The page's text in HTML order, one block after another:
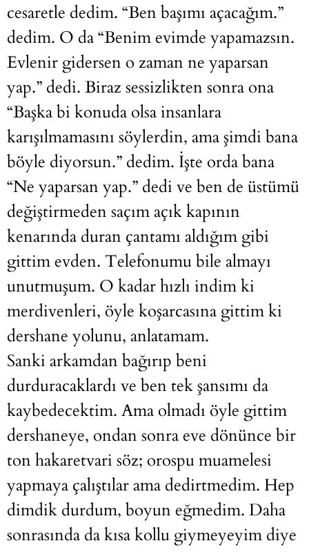
cesaretle dedim. “Ben başımı açacağım.”
dedim. O da “Benim evimde yapamazsın.
Evlenir gidersen o zaman ne yaparsan
yap.” dedi. Biraz sessizlikten sonra ona
“Başka bi konuda olsa insanlara
karışılmamasını söylerdin, ama şimdi bana
böyle diyorsun.” dedim. İşte orda bana
“Ne yaparsan yap.” dedi ve ben de üstümü
değiştirmeden saçım açık kapının
kenarında duran çantamı aldığım gibi
gittim evden. Telefonumu bile almayı
unutmuşum. O kadar hızlı indim ki
merdivenleri, öyle koşarcasına gittim ki
dershane yolunu, anlatamam.
Sanki arkamdan bağırıp beni
durduracaklardı ve ben tek şansımı da
kaybedecektim. Ama olmadı öyle gittim
dershaneye, ondan sonra eve dönünce bir
ton hakaretvari söz; orospu muamelesi
yapmaya çalıştılar ama dedirtmedim. Hep
dimdik durdum, boyun eğmedim. Daha
sonrasında da kısa kollu giymeyeyim diye